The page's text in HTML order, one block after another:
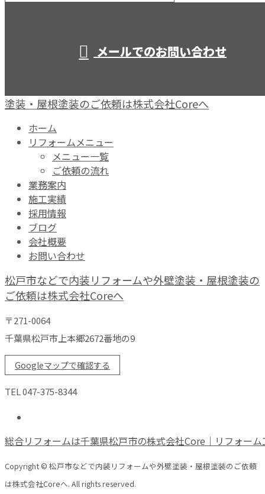
メールでのお問い合わせ
塗装・屋根塗装のご依頼は株式会社Coreへ
ホーム
リフォームメニュー
メニュー一覧
ご依頼の流れ
業務案内
施工実績
採用情報
ブログ
会社概要
お問い合わせ
松戸市などで内装リフォームや外壁塗装・屋根塗装の
ご依頼は株式会社Coreへ
〒271-0064
千葉県松戸市上本郷2672番地の9
Googleマップで確認する
TEL 047-375-8344
総合リフォームは千葉県松戸市の株式会社Core｜リフォー
Copyright © 松戸市などで内装リフォームや外壁塗装・屋根塗装のご依頼
は株式会社Coreへ. All rights reserved.